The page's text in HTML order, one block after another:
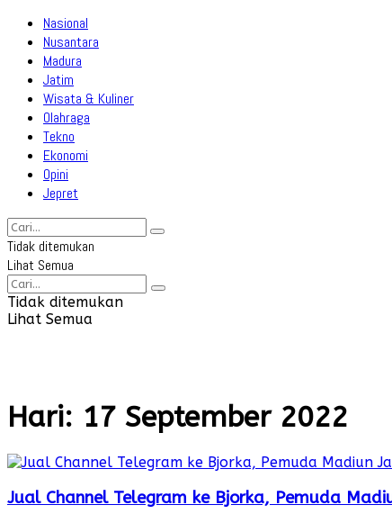
Nasional
Nusantara
Madura
Jatim
Wisata & Kuliner
Olahraga
Tekno
Ekonomi
Opini
Jepret
Tidak ditemukan
Lihat Semua
Tidak ditemukan
Lihat Semua
Hari: 17 September 2022
Jual Channel Telegram ke Bjorka, Pemuda